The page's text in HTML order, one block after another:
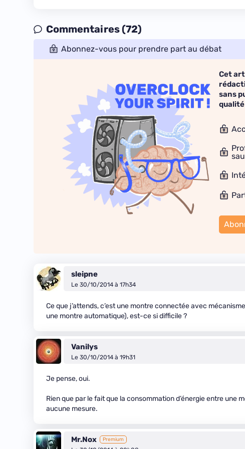
Commentaires (72)
Abonnez-vous pour prendre part au débat
Cet
sans
sleipne
Le 30/10/2014 à 17h34
Ce que j’attends, c’est une montre connectée avec
une montre automatique), est-ce si difficile ?
Vanilys
Le 30/10/2014 à 19h31
Je pense, oui.
Rien que par le fait que la consommation d’énergie entre
aucune mesure.
Mr.Nox Premium